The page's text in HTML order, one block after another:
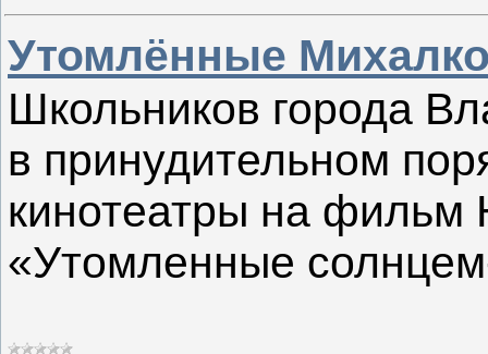
Утомлённые
Школьников города
в принудительном
кинотеатры на фильм
«Утомленные